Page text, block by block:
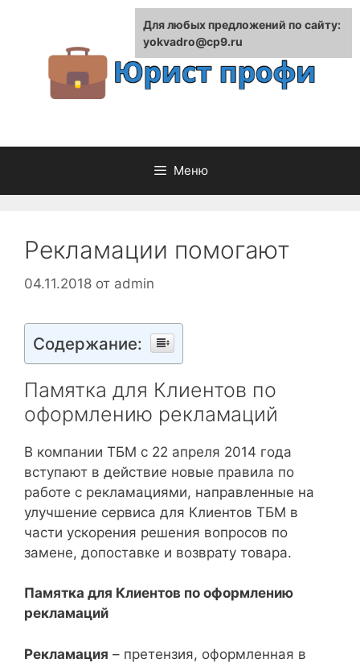
содержимому
Меню
Рекламации помогают
04.11.2018 от admin
Содержание:
Памятка для Клиентов по
оформлению рекламаций
В компании ТБМ с 22 апреля 2014 года
вступают в действие новые правила по
работе с рекламациями, направленные на
улучшение сервиса для Клиентов ТБМ в
части ускорения решения вопросов по
замене, допоставке и возврату товара.
Памятка для Клиентов по оформлению
рекламаций
Рекламация – претензия, оформленная в
Для любых предложений по сайту:
yokvadro@cp9.ru